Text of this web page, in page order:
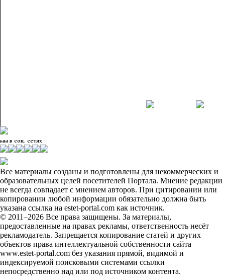
мы в соц. сетях
Все материалы созданы и подготовлены для некоммерческих и
образовательных целей посетителей Портала. Мнение редакции
не всегда совпадает с мнением авторов. При цитировании или
копировании любой информации обязательно должна быть
указана ссылка на estet-portal.com как источник.
© 2011–2026 Все права защищены. За материалы,
предоставленные на правах рекламы, ответственность несёт
рекламодатель. Запрещается копирование статей и других
объектов права интеллектуальной собственности сайта
www.estet-portal.com без указания прямой, видимой и
индексируемой поисковыми системами ссылки
непосредственно над или под источником контента.